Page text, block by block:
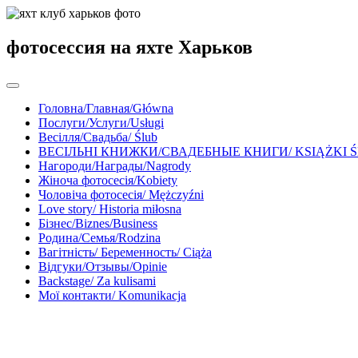
фотосессия на яхте Харьков
Головна/Главная/Główna
Послуги/Услуги/Usługi
Весілля/Свадьба/ Ślub
ВЕСІЛЬНІ КНИЖКИ/СВАДЕБНЫЕ КНИГИ/ KSIĄŻKI
Нагороди/Награды/Nagrody
Жіноча фотосесія/Kobiety
Чоловіча фотосесія/ Mężczyźni
Love story/ Historia miłosna
Бізнес/Biznes/Business
Родина/Семья/Rodzina
Вагітність/ Беременность/ Ciąża
Відгуки/Отзывы/Opinie
Backstage/ Za kulisami
Мої контакти/ Komunikacja